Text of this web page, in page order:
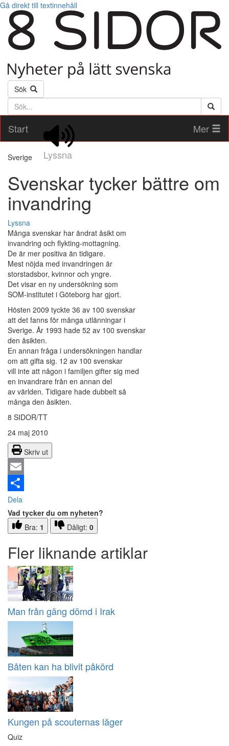
Gå direkt till textinnehåll
Sök
Söktext
Start
Lyssna
Mer
Sverige
Svenskar tycker bättre om
invandring
Lyssna
Många svenskar har ändrat åsikt om
invandring och flykting-mottagning.
De är mer positiva än tidigare.
Mest nöjda med invandringen är
storstadsbor, kvinnor och yngre.
Det visar en ny undersökning som
SOM-institutet i Göteborg har gjort.
Hösten 2009 tyckte 36 av 100 svenskar
att det fanns för många utlänningar i
Sverige. År 1993 hade 52 av 100 svenskar
den åsikten.
En annan fråga i undersökningen handlar
om att gifta sig. 12 av 100 svenskar
vill inte att någon i familjen gifter sig med
en invandrare från en annan del
av världen. Tidigare hade dubbelt så
många den åsikten.
8 SIDOR/TT
24 maj 2010
Skriv ut
Email
Dela
Vad tycker du om nyheten?
Bra: 1 Dåligt: 0
Fler liknande artiklar
Man från gäng dömd i Irak
Båten kan ha blivit påkörd
Kungen på scouternas läger
Quiz